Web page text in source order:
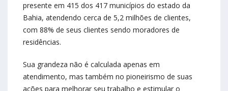
presente em 415 dos 417 municípios do estado da
Bahia, atendendo cerca de 5,2 milhões de clientes,
com 88% de seus clientes sendo moradores de
residências.
Sua grandeza não é calculada apenas em
atendimento, mas também no pioneirismo de suas
ações para melhorar seu trabalho e estimular o